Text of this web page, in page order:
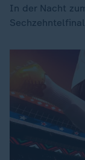
In der Nacht